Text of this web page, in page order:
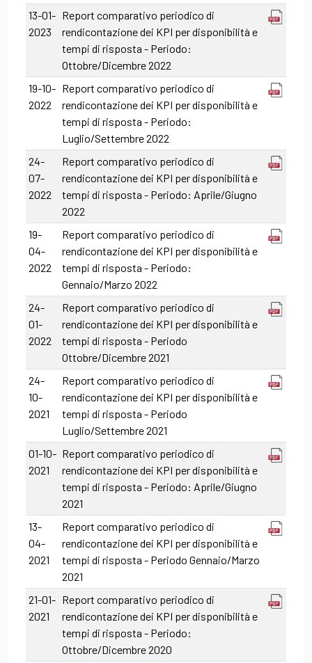
13-01-
2023
Report comparativo periodico di
rendicontazione dei KPI per disponibilità e
tempi di risposta - Periodo:
Ottobre/Dicembre 2022
19-10-
2022
Report comparativo periodico di
rendicontazione dei KPI per disponibilità e
tempi di risposta - Periodo:
Luglio/Settembre 2022
24-
07-
2022
Report comparativo periodico di
rendicontazione dei KPI per disponibilità e
tempi di risposta - Periodo: Aprile/Giugno
2022
19-
04-
2022
Report comparativo periodico di
rendicontazione dei KPI per disponibilità e
tempi di risposta - Periodo:
Gennaio/Marzo 2022
24-
01-
2022
Report comparativo periodico di
rendicontazione dei KPI per disponibilità e
tempi di risposta - Periodo
Ottobre/Dicembre 2021
24-
10-
2021
Report comparativo periodico di
rendicontazione dei KPI per disponibilità e
tempi di risposta - Periodo
Luglio/Settembre 2021
01-10-
2021
Report comparativo periodico di
rendicontazione dei KPI per disponibilità e
tempi di risposta - Periodo: Aprile/Giugno
2021
13-
04-
2021
Report comparativo periodico di
rendicontazione dei KPI per disponibilità e
tempi di risposta - Periodo Gennaio/Marzo
2021
21-01-
2021
Report comparativo periodico di
rendicontazione dei KPI per disponibilità e
tempi di risposta - Periodo:
Ottobre/Dicembre 2020